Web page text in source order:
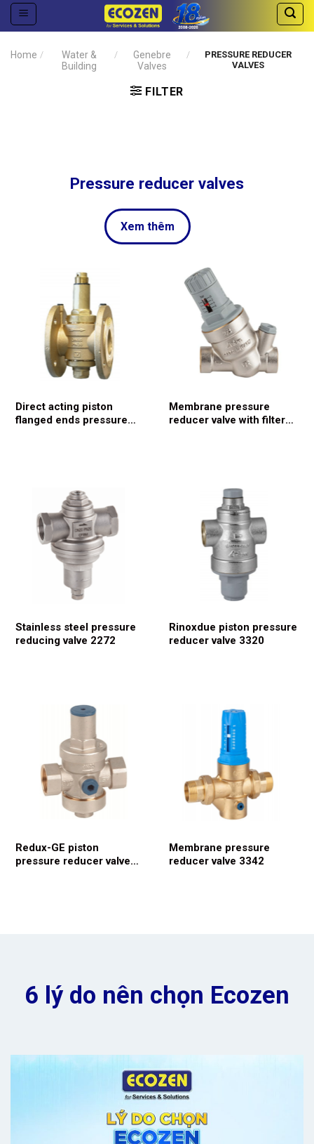
Skip
Home /
Water &
Building
/
Genebre
Valves
/
PRESSURE REDUCER
VALVES
FILTER
Pressure reducer valves
Xem thêm
Direct acting piston
flanged ends pressure
Membrane pressure
reducer valve with filter
Stainless steel pressure
reducing valve 2272
Rinoxdue piston pressure
reducer valve 3320
Redux-GE piston
pressure reducer valve
Membrane pressure
reducer valve 3342
6 lý do nên chọn Ecozen